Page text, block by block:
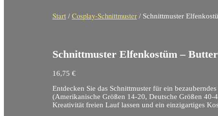
Start / Cosplay-Schnittmuster / Schnittmuster
Schnittmuster Elfenkostüm –
16,75 €
Entdecken Sie das Schnittmuster für ein
(Amerikanische Größen 14-20, Deutsche Größen
Kreativität freien Lauf lassen und ein einzigartiges